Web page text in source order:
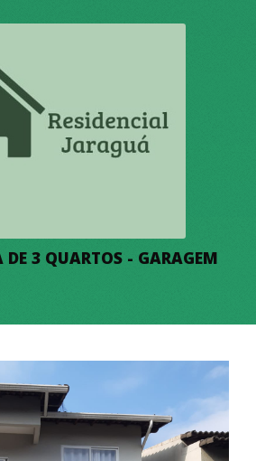
DE 3 QUARTOS - GARAGEM